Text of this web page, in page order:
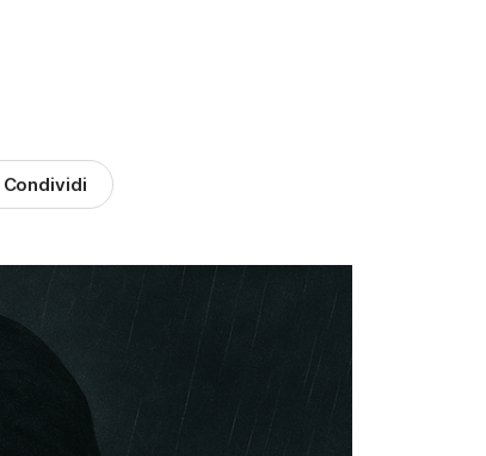
Condividi